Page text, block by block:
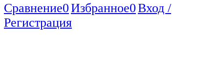
Сравнение0Избранное0Вход /
Регистрация